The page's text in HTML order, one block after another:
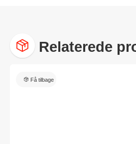
Relaterede
Få tilbage